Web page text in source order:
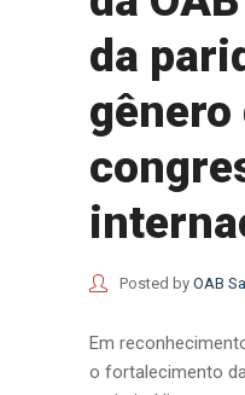
da
Posted by OAB
Em
o fortalecimento